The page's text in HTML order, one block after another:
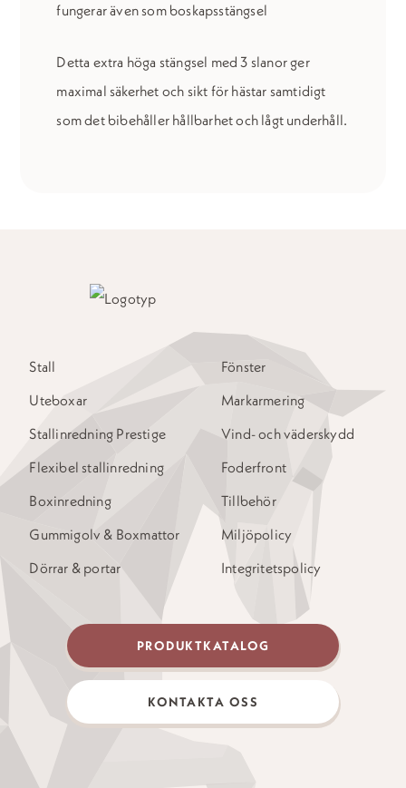
fungerar även som boskapsstängsel
Detta extra höga stängsel med 3 slanor ger
maximal säkerhet och sikt för hästar samtidigt
som det bibehåller hållbarhet och lågt underhåll.
Stall
Uteboxar
Stallinredning Prestige
Flexibel stallinredning
Boxinredning
Gummigolv & Boxmattor
Dörrar & portar
Fönster
Markarmering
Vind- och väderskydd
Foderfront
Tillbehör
Miljöpolicy
Integritetspolicy
PRODUKTKATALOG
KONTAKTA OSS